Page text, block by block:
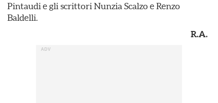
Pintaudi e gli scrittori Nunzia Scalzo e Renzo
Baldelli.
R.A.